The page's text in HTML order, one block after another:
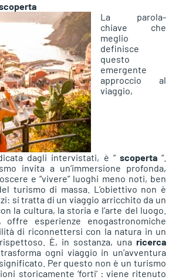
La parola-
chiave che
meglio
definisce
questo
emergente
approccio al
viaggio,
dagli intervistati, è “ scoperta“.
invita a un’immersione profonda,
e “vivere” luoghi meno noti, ben
turismo di massa. L’obiettivo non è
si tratta di un viaggio arricchito da un
la cultura, la storia e l’arte del luogo.
esperienze enogastronomiche
di riconnettersi con la natura in un
È, in sostanza, una ricerca
ogni viaggio in un’avventura
Per questo non è un turismo
storicamente ‘forti’ : viene ritenuto